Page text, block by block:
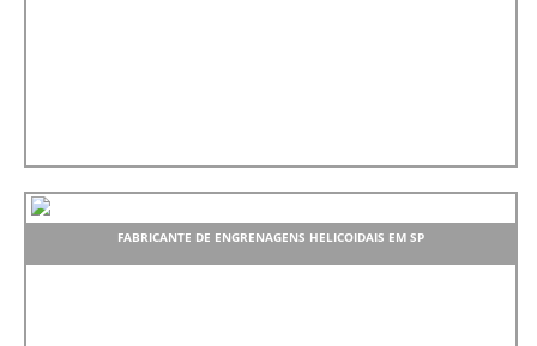
FABRICANTE DE ENGRENAGENS HELICOIDAIS EM SP